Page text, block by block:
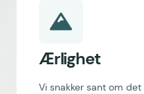
Ærlighet
Vi snakker sant om